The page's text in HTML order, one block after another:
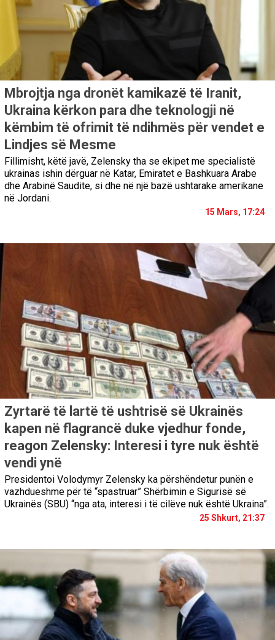
Mbrojtja nga dronët kamikazë të Iranit,
Ukraina kërkon para dhe teknologji në
këmbim të ofrimit të ndihmës për vendet e
Lindjes së Mesme
Fillimisht, këtë javë, Zelensky tha se ekipet me specialistë
ukrainas ishin dërguar në Katar, Emiratet e Bashkuara Arabe
dhe Arabinë Saudite, si dhe në një bazë ushtarake amerikane
në Jordani.
15 Mars, 17:24
Zyrtarë të lartë të ushtrisë së Ukrainës
kapen në flagrancë duke vjedhur fonde,
reagon Zelensky: Interesi i tyre nuk është
vendi ynë
Presidentoi Volodymyr Zelensky ka përshëndetur punën e
vazhdueshme për të “spastruar” Shërbimin e Sigurisë së
Ukrainës (SBU) “nga ata, interesi i të cilëve nuk është Ukraina”.
25 Shkurt, 21:37